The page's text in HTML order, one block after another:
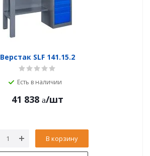
Верстак SLF 141.15.2
Есть в наличии
41 838 /шт
В корзину